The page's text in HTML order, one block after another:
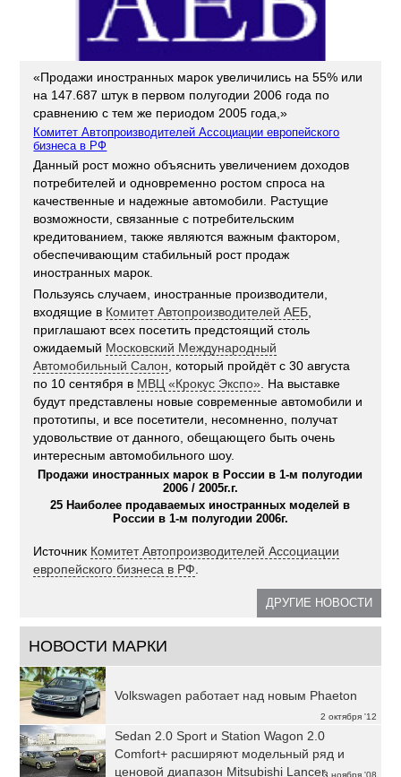
«Продажи иностранных марок увеличились на 55% или
на 147.687 штук в первом полугодии 2006 года по
сравнению с тем же периодом 2005 года,»
Комитет Автопроизводителей Ассоциации европейского
бизнеса в РФ
Данный рост можно объяснить увеличением доходов
потребителей и одновременно ростом спроса на
качественные и надежные автомобили. Растущие
возможности, связанные с потребительским
кредитованием, также являются важным фактором,
обеспечивающим стабильный рост продаж
иностранных марок.
Пользуясь случаем, иностранные производители,
входящие в Комитет Автопроизводителей АЕБ
приглашают всех посетить предстоящий столь
ожидаемый Московский Международный
Автомобильный Салон , который пройдёт с 30 августа
по 10 сентября в МВЦ «Крокус Экспо» . На выставке
будут представлены новые современные автомобили и
прототипы, и все посетители, несомненно, получат
удовольствие от данного, обещающего быть очень
интересным автомобильного шоу.
Продажи иностранных марок в России в 1-м полугодии
2006 / 2005г.г.
25 Наиболее продаваемых иностранных моделей в
России в 1-м полугодии 2006г.
Источник Комитет Автопроизводителей Ассоциации
европейского бизнеса в РФ
ДРУГИЕ НОВОСТИ
НОВОСТИ МАРКИ
2 октября '12
Volkswagen работает над новым Phaeton
3 ноября '08
Sedan 2.0 Sport и Station Wagon 2.0
Comfort+ расширяют модельный ряд и
ценовой диапазон Mitsubishi Lancer.